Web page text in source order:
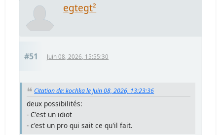
egtegt²
#51 Juin 08, 2026, 15:55:30
Citation de: kochka le Juin 08, 2026, 13:23:36
deux possibilités:
- C'est un idiot
- c'est un pro qui sait ce qu'il fait.